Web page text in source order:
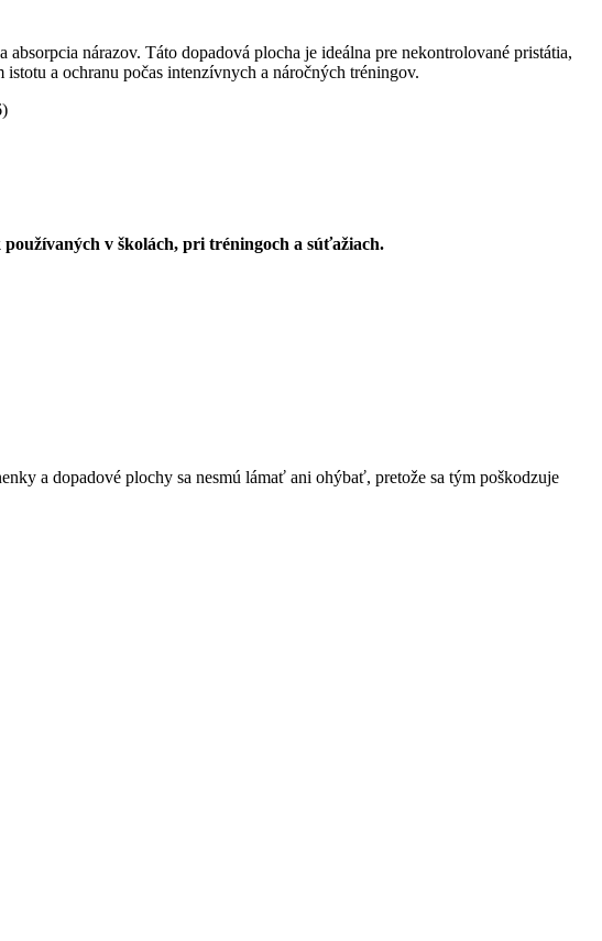
nárazov. Táto dopadová plocha je ideálna pre nekontrolované pristátia,
a ochranu počas intenzívnych a náročných tréningov.
v školách, pri tréningoch a súťažiach.
a dopadové plochy sa nesmú lámať ani ohýbať, pretože sa tým poškodzuje